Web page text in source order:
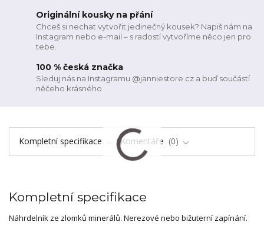
Originální kousky na přání
Chceš si nechat vytvořit jedinečný kousek? Napiš nám na
Instagram nebo e-mail – s radostí vytvoříme něco jen pro
tebe.
100 % česká značka
Sleduj nás na Instagramu @janniestore.cz a buď součástí
něčeho krásného
Kompletní specifikace Komentáře 0
Kompletní specifikace
Náhrdelník ze zlomků minerálů. Nerezové nebo bižuterní zapínání.